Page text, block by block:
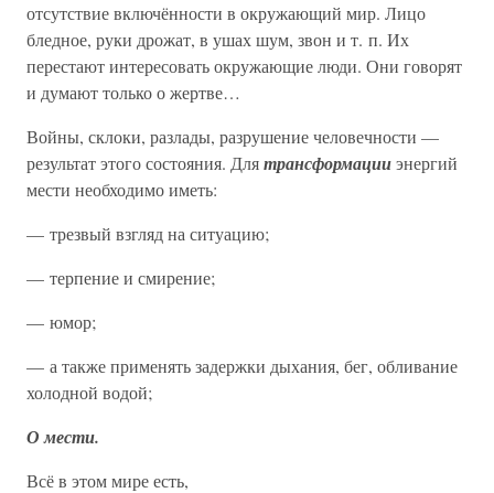
отсутствие включённости в окружающий мир. Лицо
бледное, руки дрожат, в ушах шум, звон и т. п. Их
перестают интересовать окружающие люди. Они говорят
и думают только о жертве…
Войны, склоки, разлады, разрушение человечности —
результат этого состояния. Длятрансформацииэнергий
мести необходимо иметь:
— трезвый взгляд на ситуацию;
— терпение и смирение;
— юмор;
— а также применять задержки дыхания, бег, обливание
холодной водой;
О мести.
Всё в этом мире есть,